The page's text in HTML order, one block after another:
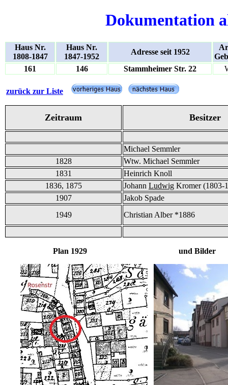
Dokumentation
Haus Nr.
1808-1847
Haus Nr.
1847-1952
Adresse seit 1952
161
146 Stammheimer Str. 22
zurück zur Liste
Zeitraum Besitzer
Michael Semmler
1828
Wtw. Michael Semmler
1831
Heinrich Knoll
1836, 1875
Johann Ludwig Kromer (1803-
1907
Jakob Spade
1949
Christian Alber *1886
Plan 1929 und Bilder